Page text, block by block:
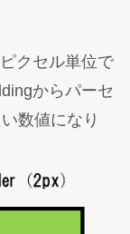
クセル単位で
からパーセ
数値になり